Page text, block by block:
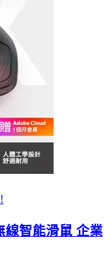
線智能滑鼠 企業